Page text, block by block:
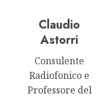
Claudio
Astorri
Consulente
Radiofonico e
Professore del